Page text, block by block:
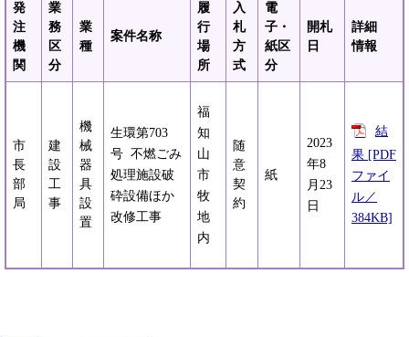
発
注
機
関
業
務
区
分
業
種
案件名称
履
行
場
所
入
札
方
式
電
子・
紙区
分
開札
日
詳細
情報
市
長
部
局
建
設
工
事
機
械
器
具
設
置
生環第703
号 不燃ごみ
処理施設破
砕設備ほか
改修工事
福
知
山
市
牧
地
内
随
意
契
約
紙
2023
年8
月23
日
結
果 [PDF
ファイ
ル／
384KB]